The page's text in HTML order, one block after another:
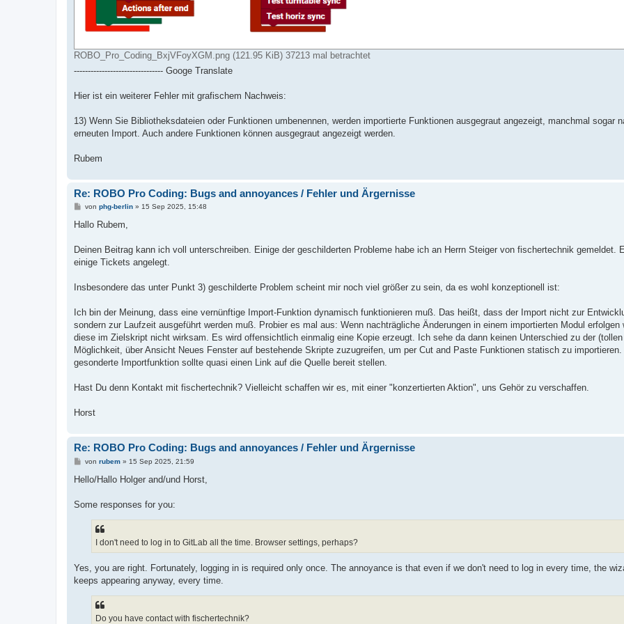
ROBO_Pro_Coding_BxjVFoyXGM.png (121.95 KiB) 37213 mal betrachtet
-------------------------------- Googe Translate
Hier ist ein weiterer Fehler mit grafischem Nachweis:
13) Wenn Sie Bibliotheksdateien oder Funktionen umbenennen, werden importierte Funktionen ausgegraut angezeigt, manchmal sogar
erneuten Import. Auch andere Funktionen können ausgegraut angezeigt werden.
Rubem
Re: ROBO Pro Coding: Bugs and annoyances / Fehler und Ärgernisse
B
i
a
von phg-berlin» 15 Sep 2025, 15:48
Hallo Rubem,
Deinen Beitrag kann ich voll unterschreiben. Einige der geschilderten Probleme habe ich an Herrn Steiger von fischertechnik gemeldet.
einige Tickets angelegt.
Insbesondere das unter Punkt 3) geschilderte Problem scheint mir noch viel größer zu sein, da es wohl konzeptionell ist:
Ich bin der Meinung, dass eine vernünftige Import-Funktion dynamisch funktionieren muß. Das heißt, dass der Import nicht zur
sondern zur Laufzeit ausgeführt werden muß. Probier es mal aus: Wenn nachträgliche Änderungen in einem importierten Modul erfolgen
diese im Zielskript nicht wirksam. Es wird offensichtlich einmalig eine Kopie erzeugt. Ich sehe da dann keinen Unterschied zu der (tollen
Möglichkeit, über Ansicht Neues Fenster auf bestehende Skripte zuzugreifen, um per Cut and Paste Funktionen statisch zu importieren.
gesonderte Importfunktion sollte quasi einen Link auf die Quelle bereit stellen.
Hast Du denn Kontakt mit fischertechnik? Vielleicht schaffen wir es, mit einer "konzertierten Aktion", uns Gehör zu verschaffen.
Horst
Re: ROBO Pro Coding: Bugs and annoyances / Fehler und Ärgernisse
B
i
a
von rubem» 15 Sep 2025, 21:59
Hello/Hallo Holger and/und Horst,
Some responses for you:
I don't need to log in to GitLab all the time. Browser settings, perhaps?
Yes, you are right. Fortunately, logging in is required only once. The annoyance is that even if we don't need to log in every time, the
keeps appearing anyway, every time.
Do you have contact with fischertechnik?